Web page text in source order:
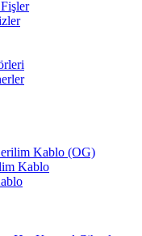
Kablo (OG)
Kablo